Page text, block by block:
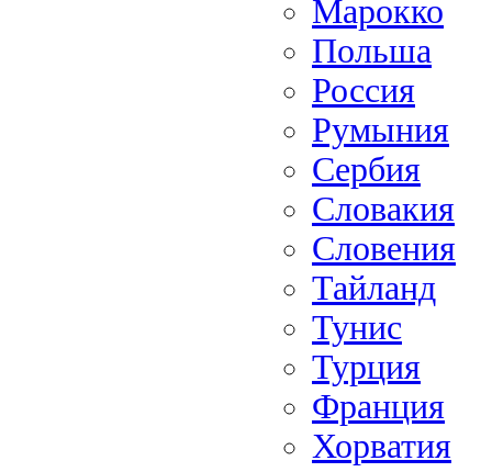
Марокко
Польша
Россия
Румыния
Сербия
Словакия
Словения
Тайланд
Тунис
Турция
Франция
Хорватия